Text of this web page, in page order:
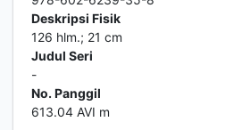
Deskripsi Fisik
126 hlm.; 21 cm
Judul Seri
-
No. Panggil
613.04 AVI m